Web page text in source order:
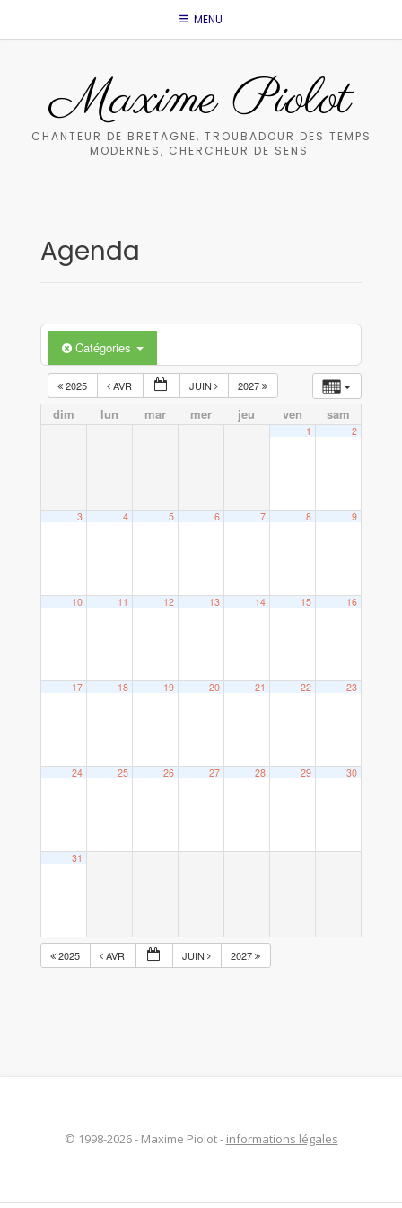
MENU
Maxime Piolot
CHANTEUR DE BRETAGNE, TROUBADOUR DES TEMPS
MODERNES, CHERCHEUR DE SENS.
Agenda
Catégories
2025 AVR JUIN 2027
dim lun mar mer jeu ven sam
1 2
3 4 5 6 7 8 9
10 11 12 13 14 15 16
17 18 19 20 21 22 23
24 25 26 27 28 29 30
31
2025 AVR JUIN 2027
© 1998-2026 - Maxime Piolot - informations légales